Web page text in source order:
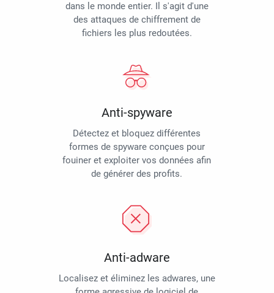
dans le monde entier. Il s'agit d'une
des attaques de chiffrement de
fichiers les plus redoutées.
Anti-spyware
Détectez et bloquez différentes
formes de spyware conçues pour
fouiner et exploiter vos données afin
de générer des profits.
Anti-adware
Localisez et éliminez les adwares, une